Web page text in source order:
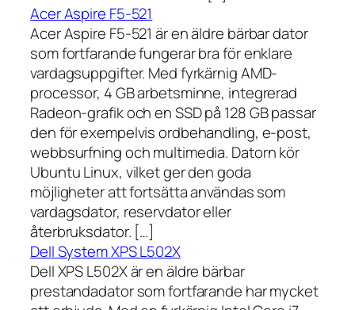
Acer Aspire F5-521
Acer Aspire F5-521 är en äldre bärbar dator
som fortfarande fungerar bra för enklare
vardagsuppgifter. Med fyrkärnig AMD-
processor, 4 GB arbetsminne, integrerad
Radeon-grafik och en SSD på 128 GB passar
den för exempelvis ordbehandling, e-post,
webbsurfning och multimedia. Datorn kör
Ubuntu Linux, vilket ger den goda
möjligheter att fortsätta användas som
vardagsdator, reservdator eller
återbruksdator. […]
Dell System XPS L502X
Dell XPS L502X är en äldre bärbar
prestandadator som fortfarande har mycket